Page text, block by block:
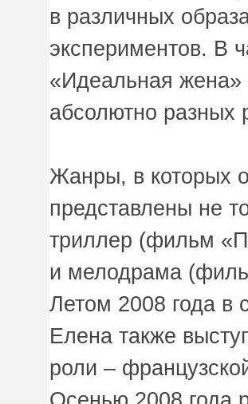
в различных
экспериментов. В
«Идеальная жена»
абсолютно разных
Жанры, в которых
представлены не
триллер (фильм
и мелодрама
Летом 2008 года в
Елена также
роли –